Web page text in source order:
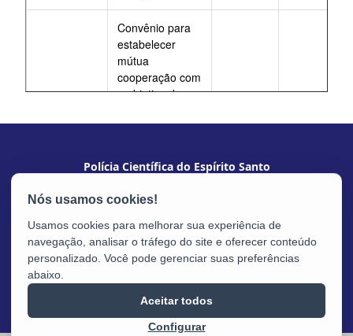
2021-
Convênio para
estabelecer
mútua
cooperação com
o objetivo de
implementar a
Ofícios de
Registro Civil
para a prática
preparatórios à
emissão da
Carteira de
competência
delegável da
De
Polícia Científica do Espírito Santo
Av. Nossa Sra. da Penha, 2.290 - Sta Luiza
Usamos cookies para melhorar sua experiência de
navegação, analisar o tráfego do site e oferecer conteúdo
personalizado. Você pode gerenciar suas preferências
abaixo.
Configurar
Aceitar todos